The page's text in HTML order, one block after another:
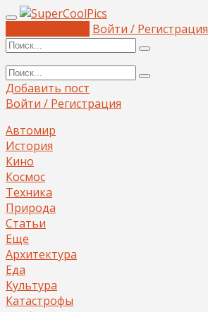
Войти / Регистрация
Добавить пост
Войти / Регистрация
Автомир
История
Кино
Космос
Техника
Природа
Статьи
Еще
Архитектура
Еда
Культура
Катастрофы